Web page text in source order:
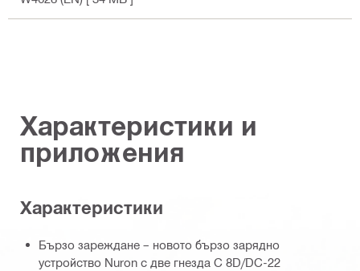
Характеристики и
приложения
Характеристики
Бързо зареждане – новото бързо зарядно
устройство Nuron с две гнезда C 8D/DC-22